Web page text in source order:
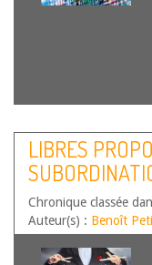
LIBRES
DE TRAVAIL :
LA LUTTE DES
DEMAIN, LA
Chronique classée
Auteur(s) : Benoît